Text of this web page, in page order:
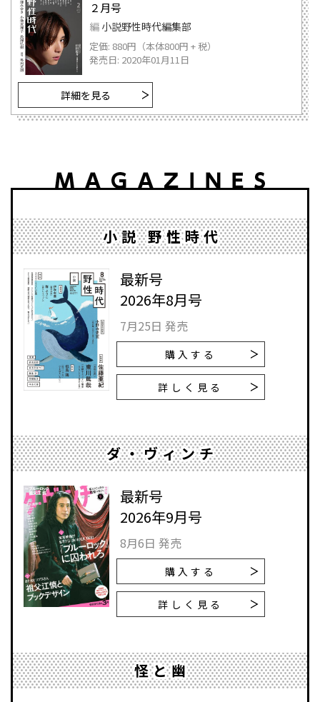
２月号
編 小説野性時代編集部
定価: 880円（本体800円 + 税）
発売日: 2020年01月11日
詳細を見る
小説 野性時代
最新号
2026年8月号
7月25日 発売
購入する
詳しく見る
ダ・ヴィンチ
最新号
2026年9月号
8月6日 発売
購入する
詳しく見る
怪と幽